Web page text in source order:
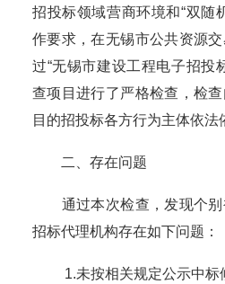
招投标领域营商环境和“双随
作要求，在无锡市公共资源
过“无锡市建设工程电子招投
查项目进行了严格检查，检
目的招投标各方行为主体依法
二、存在问题
通过本次检查，发现个别
招标代理机构存在如下问题：
1.未按相关规定公示中标